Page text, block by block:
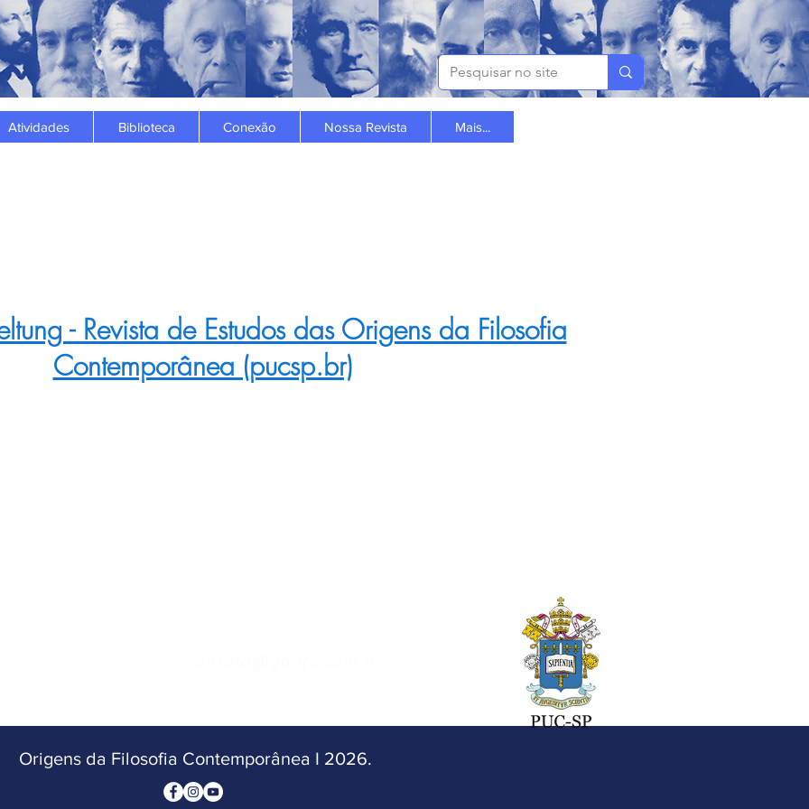
Atividades Biblioteca Conexão Nossa Revista Mais...
- Revista de Estudos das Origens da Filosofia
Contemporânea (pucsp.br)
Origens da Filosofia Contemporânea I 2026.